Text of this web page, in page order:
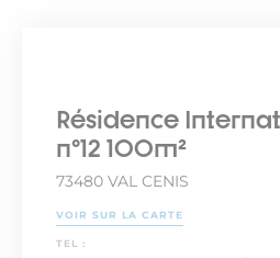
Résidence
n°12 100m²
73480 VAL CENIS
VOIR SUR LA CARTE
TEL :